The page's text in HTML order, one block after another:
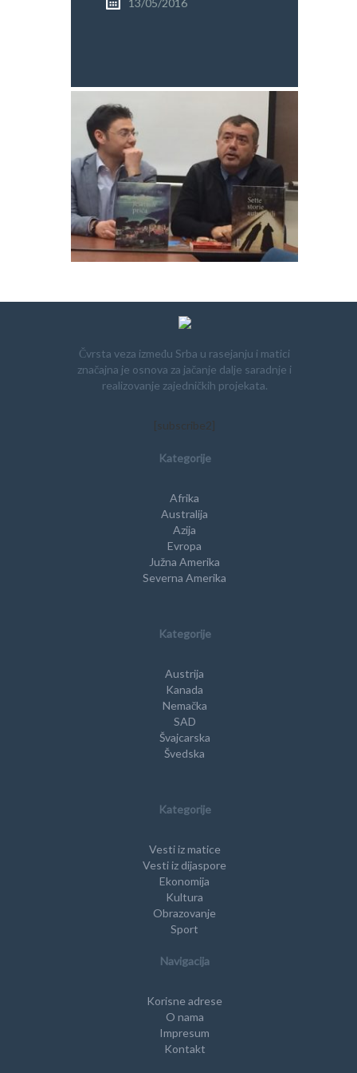
PRETRAGA13/05/2016
Čvrsta veza između Srba u rasejanju i matici
značajna je osnova za jačanje dalje saradnje i
realizovanje zajedničkih projekata.
[subscribe2]
Kategorije
Afrika
Australija
Azija
Evropa
Južna Amerika
Severna Amerika
Kategorije
Austrija
Kanada
Nemačka
SAD
Švajcarska
Švedska
Kategorije
Vesti iz matice
Vesti iz dijaspore
Ekonomija
Kultura
Obrazovanje
Sport
Navigacija
Korisne adrese
O nama
Impresum
Kontakt